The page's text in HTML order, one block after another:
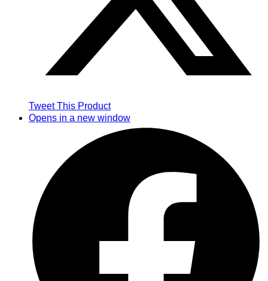
Tweet This Product
Opens in a new window